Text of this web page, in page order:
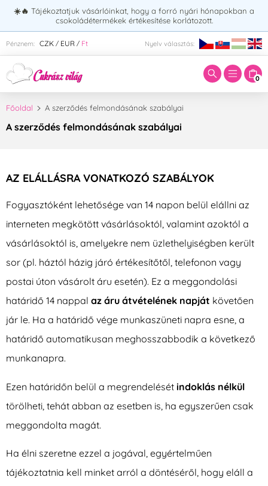
☀️🔥 Tájékoztatjuk vásárlóinkat, hogy a forró nyári hónapokban a
csokoládétermékek értékesítése korlátozott.
Pénznem: CZK / EUR / Ft Nyelv választás:
0
Adja meg a keresett kifejezést:
Főoldal A szerződés felmondásának szabályai
A szerződés felmondásának szabályai
AZ ELÁLLÁSRA VONATKOZÓ SZABÁLYOK
Fogyasztóként lehetősége van 14 napon belül elállni az
interneten megkötött vásárlásoktól, valamint azoktól a
vásárlásoktól is, amelyekre nem üzlethelyiségben került
sor (pl. háztól házig járó értékesítőtől, telefonon vagy
postai úton vásárolt áru esetén). Ez a meggondolási
határidő 14 nappal az áru átvételének napját követően
jár le. Ha a határidő vége munkaszüneti napra esne, a
határidő automatikusan meghosszabbodik a következő
munkanapra.
Ezen határidőn belül a megrendelését indoklás nélkül
törölheti, tehát abban az esetben is, ha egyszerűen csak
meggondolta magát.
Ha élni szeretne ezzel a jogával, egyértelműen
tájékoztatnia kell minket arról a döntéséről, hogy eláll a